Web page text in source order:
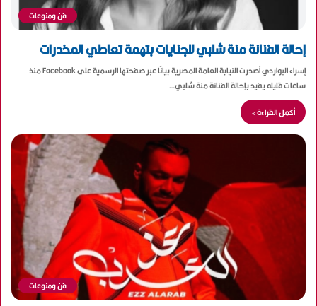
فن ومنوعات
إحالة الفنانة منة شلبي للجنايات بتهمة تعاطي المخدرات
إسراء البواردي أصدرت النيابة العامة المصرية بيانًا عبر صفحتها الرسمية على Facebook منذ
ساعات قليله يفيد بإحالة الفنانة منة شلبي…
أكمل القراءة »
فن ومنوعات